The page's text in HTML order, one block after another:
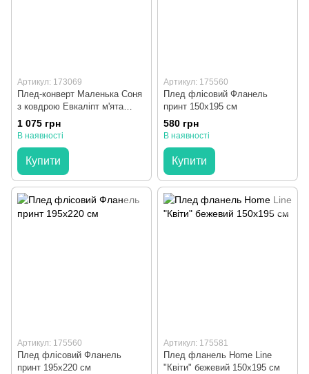
Артикул: 173069
Плед-конверт Маленька Соня
з ковдрою Евкаліпт м'ята
80х100 см
1 075 грн
В наявності
Купити
Артикул: 175560
Плед флісовий Фланель
принт 150х195 см
580 грн
В наявності
Купити
Артикул: 175560
Плед флісовий Фланель
принт 195х220 см
Артикул: 175581
Плед фланель Home Line
"Квіти" бежевий 150х195 см